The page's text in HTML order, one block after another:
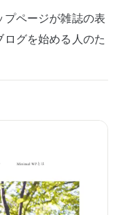
ページが雑誌の表
グを始める人のた